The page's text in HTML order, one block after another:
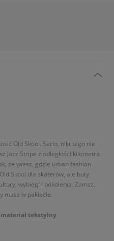
Old Skool. Serio, nikt tego nie
Jazz Stripe z odległości kilometra.
że wiesz, gdzie urban fashion
Skool dla skaterów, ale buty
wybiegi i pokolenia. Zamsz,
masz w pakiecie.
tekstylny